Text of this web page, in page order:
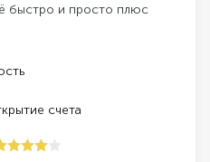
быстро и просто плюс
счета